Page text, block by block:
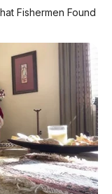
5 Uji
dari
Fishermen Found